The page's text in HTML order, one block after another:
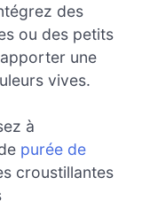
des
ou des petits
une
vives.
à
purée de
croustillantes